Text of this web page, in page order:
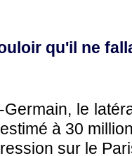
qu'il ne
le
à 30
sur le